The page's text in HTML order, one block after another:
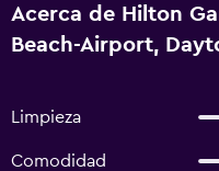
Acerca de Hilton
Beach-Airport,
Limpieza
Comodidad